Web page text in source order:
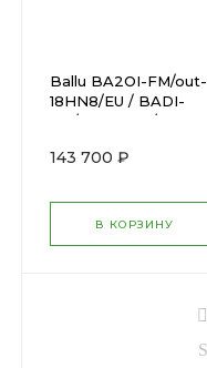
Ballu BA2OI-FM/out-
18HN8/EU / BADI-
FM/in-09HN8/EUx2
143 700 ₽
В КОРЗИНУ